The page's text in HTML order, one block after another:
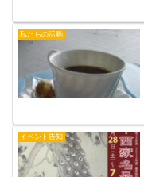
私たちの活動
イベント告知